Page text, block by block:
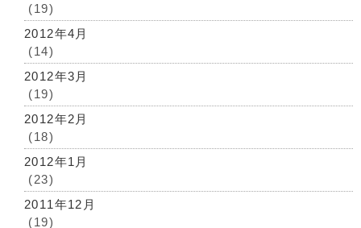
(19)
2012年4月
(14)
2012年3月
(19)
2012年2月
(18)
2012年1月
(23)
2011年12月
(19)